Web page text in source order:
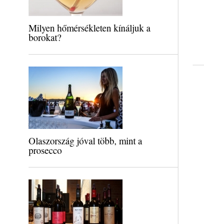
Milyen hőmérsékleten kínáljuk a
borokat?
Olaszország jóval több, mint a
prosecco